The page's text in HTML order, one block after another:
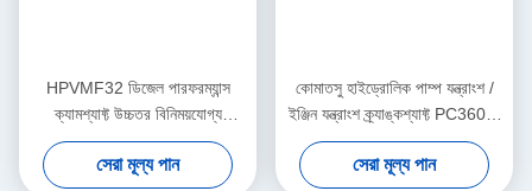
HPVMF32 ডিজেল পারফরম্যান্স
ক্যামশ্যাফ্ট উচ্চতর বিনিময়যোগ্য
ISO9001 অনুমোদিত হয়েছে
সেরা মূল্য পান
কোমাতসু হাইড্রোলিক পাম্প যন্ত্রাংশ /
ইঞ্জিন যন্ত্রাংশ ক্র্যাঙ্কশ্যাফ্ট PC360-7
মেরামত করুন
সেরা মূল্য পান